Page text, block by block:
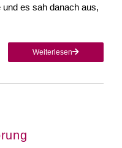
es sah danach aus,
Weiterlesen